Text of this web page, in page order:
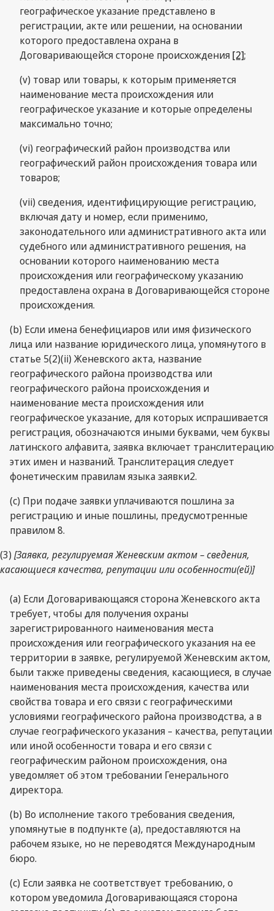
географическое указание представлено в
регистрации, акте или решении, на основании
которого предоставлена охрана в
Договаривающейся стороне происхождения[2];
(v) товар или товары, к которым применяется
наименование места происхождения или
географическое указание и которые определены
максимально точно;
(vi) географический район производства или
географический район происхождения товара или
товаров;
(vii) сведения, идентифицирующие регистрацию,
включая дату и номер, если применимо,
законодательного или административного акта или
судебного или административного решения, на
основании которого наименованию места
происхождения или географическому указанию
предоставлена охрана в Договаривающейся стороне
происхождения.
(b) Если имена бенефициаров или имя физического
лица или название юридического лица, упомянутого в
статье 5(2)(ii) Женевского акта, название
географического района производства или
географического района происхождения и
наименование места происхождения или
географическое указание, для которых испрашивается
регистрация, обозначаются иными буквами, чем буквы
латинского алфавита, заявка включает транслитерацию
этих имен и названий. Транслитерация следует
фонетическим правилам языка заявки2.
(c) При подаче заявки уплачиваются пошлина за
регистрацию и иные пошлины, предусмотренные
правилом 8.
(3) [Заявка, регулируемая Женевским актом – сведения,
касающиеся качества, репутации или особенности(ей)]
(a) Если Договаривающаяся сторона Женевского акта
требует, чтобы для получения охраны
зарегистрированного наименования места
происхождения или географического указания на ее
территории в заявке, регулируемой Женевским актом,
были также приведены сведения, касающиеся, в случае
наименования места происхождения, качества или
свойства товара и его связи с географическими
условиями географического района производства, а в
случае географического указания – качества, репутации
или иной особенности товара и его связи с
географическим районом происхождения, она
уведомляет об этом требовании Генерального
директора.
(b) Во исполнение такого требования сведения,
упомянутые в подпункте (a), предоставляются на
рабочем языке, но не переводятся Международным
бюро.
(c) Если заявка не соответствует требованию, о
котором уведомила Договаривающаяся сторона